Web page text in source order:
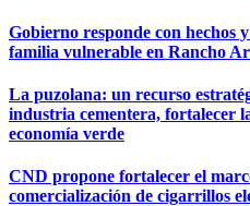
Gobierno responde con hechos
familia vulnerable en Rancho
La puzolana: un recurso
industria cementera, fortalecer
economía verde
CND propone fortalecer el
comercialización de cigarrillos